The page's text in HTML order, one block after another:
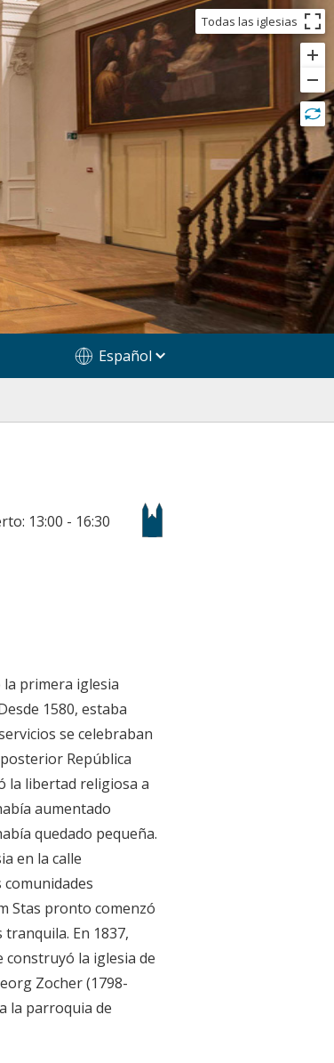
Todas las iglesias
Español
13:00 - 16:30
la primera iglesia
1580, estaba
se celebraban
República
la libertad religiosa a
aumentado
quedado pequeña.
en la calle
Stas pronto comenzó
En 1837,
construyó la iglesia de
Zocher (1798-
la parroquia de